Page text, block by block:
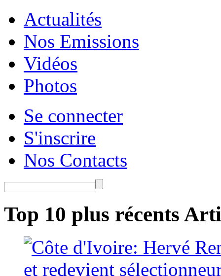
Actualités
Nos Emissions
Vidéos
Photos
Se connecter
S'inscrire
Nos Contacts
Top 10 plus récents